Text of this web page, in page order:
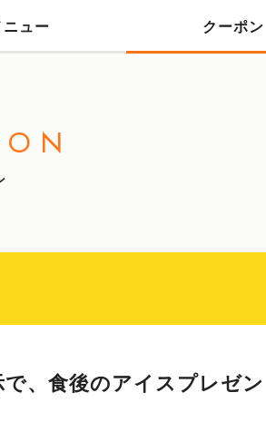
ニュー クーポン
、食後のアイスプレゼン